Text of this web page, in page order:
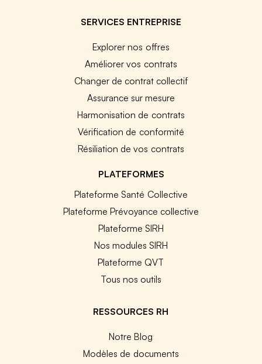
SERVICES ENTREPRISE
Explorer nos offres
Améliorer vos contrats
Changer de contrat collectif
Assurance sur mesure
Harmonisation de contrats
Vérification de conformité
Résiliation de vos contrats
PLATEFORMES
Plateforme Santé Collective
Plateforme Prévoyance collective
Plateforme SIRH
Nos modules SIRH
Plateforme QVT
Tous nos outils
RESSOURCES RH
Notre Blog
Modèles de documents